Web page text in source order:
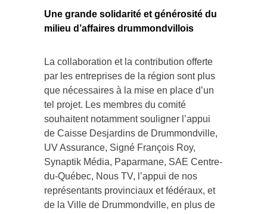
Une grande solidarité et générosité du
milieu d’affaires drummondvillois
La collaboration et la contribution offerte
par les entreprises de la région sont plus
que nécessaires à la mise en place d’un
tel projet. Les membres du comité
souhaitent notamment souligner l’appui
de Caisse Desjardins de Drummondville,
UV Assurance, Signé François Roy,
Synaptik Média, Paparmane, SAE Centre-
du-Québec, Nous TV, l’appui de nos
représentants provinciaux et fédéraux, et
de la Ville de Drummondville, en plus de